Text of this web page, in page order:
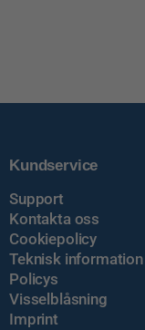
Kundservice
Support
Kontakta oss
Cookiepolicy
Teknisk information
Policys
Visselblåsning
Imprint